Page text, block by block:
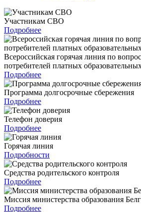
Участникам СВО
Подробнее
Всероссийская горячая линия по
потребителей платных
Подробнее
Программа долгосрочные сбережения
Подробнее
Телефон доверия
Подробнее
Горячая линия
Подробности
Средства родительского контроля
Подробнее
Миссия министерства образования
Подробнее